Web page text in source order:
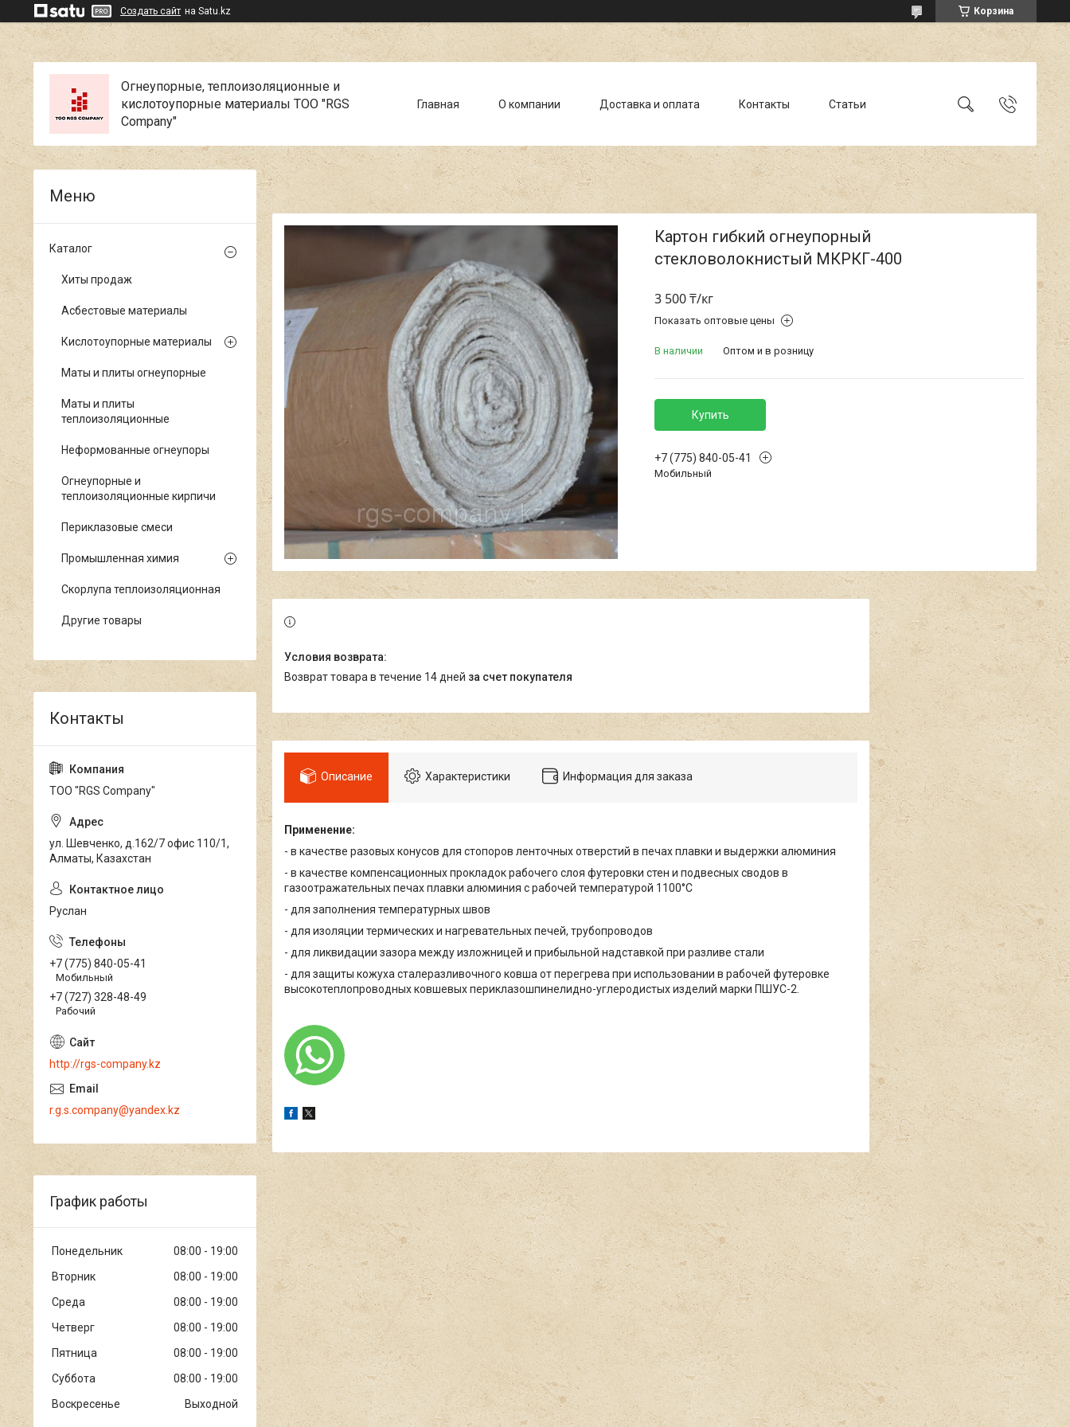
Создать сайт на Satu.kz Корзина
Огнеупорные, теплоизоляционные и
кислотоупорные материалы ТОО "RGS
Company"
Главная О компании Доставка и оплата Контакты Статьи
Картон гибкий огнеупорный
стекловолокнистый МКРКГ-400
3 500 ₸/кг
Показать оптовые цены
В наличии Оптом и в розницу
Купить
+7 (775) 840-05-41
Мобильный
возврат товара в течение 14 дней за счет покупателя
Описание Характеристики Информация для заказа
Применение:
- в качестве разовых конусов для стопоров ленточных отверстий в печах плавки и выдержки алюминия
- в качестве компенсационных прокладок рабочего слоя футеровки стен и подвесных сводов в
газоотражательных печах плавки алюминия с рабочей температурой 1100°С
- для заполнения температурных швов
- для изоляции термических и нагревательных печей, трубопроводов
- для ликвидации зазора между изложницей и прибыльной надставкой при разливе стали
- для защиты кожуха сталеразливочного ковша от перегрева при использовании в рабочей футеровке
высокотеплопроводных ковшевых периклазошпинелидно-углеродистых изделий марки ПШУС-2.
Каталог
Хиты продаж
Асбестовые материалы
Кислотоупорные материалы
Маты и плиты огнеупорные
Маты и плиты
теплоизоляционные
Неформованные огнеупоры
Огнеупорные и
теплоизоляционные кирпичи
Периклазовые смеси
Промышленная химия
Скорлупа теплоизоляционная
Другие товары
ТОО "RGS Company"
ул. Шевченко, д.162/7 офис 110/1,
Алматы, Казахстан
Руслан
+7 (775) 840-05-41
Мобильный
+7 (727) 328-48-49
Рабочий
http://rgs-company.kz
r.g.s.company@yandex.kz
График работы
Понедельник 08:00
19:00
Вторник
08:00
19:00
Среда
08:00
19:00
Четверг
08:00
19:00
Пятница
08:00
19:00
Суббота
08:00
19:00
Воскресенье
Выходной